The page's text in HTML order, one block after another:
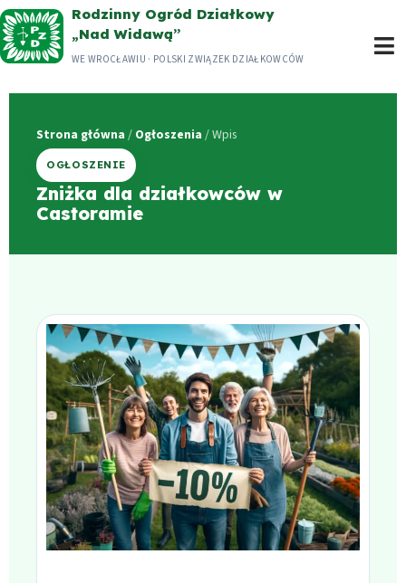
Przejdź
do
treści
Rodzinny Ogród Działkowy
„Nad Widawą”
WE WROCŁAWIU · POLSKI ZWIĄZEK DZIAŁKOWCÓW
Strona główna / Ogłoszenia / Wpis
OGŁOSZENIE
Zniżka dla działkowców w
Castoramie